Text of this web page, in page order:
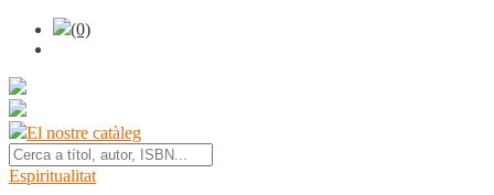
(0)
El nostre catàleg
Espiritualitat